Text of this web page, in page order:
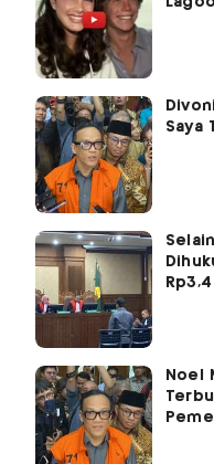
Saya
Noel